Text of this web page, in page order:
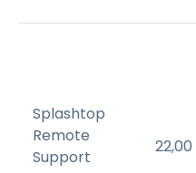
Splashtop
Remote
Support
22,00